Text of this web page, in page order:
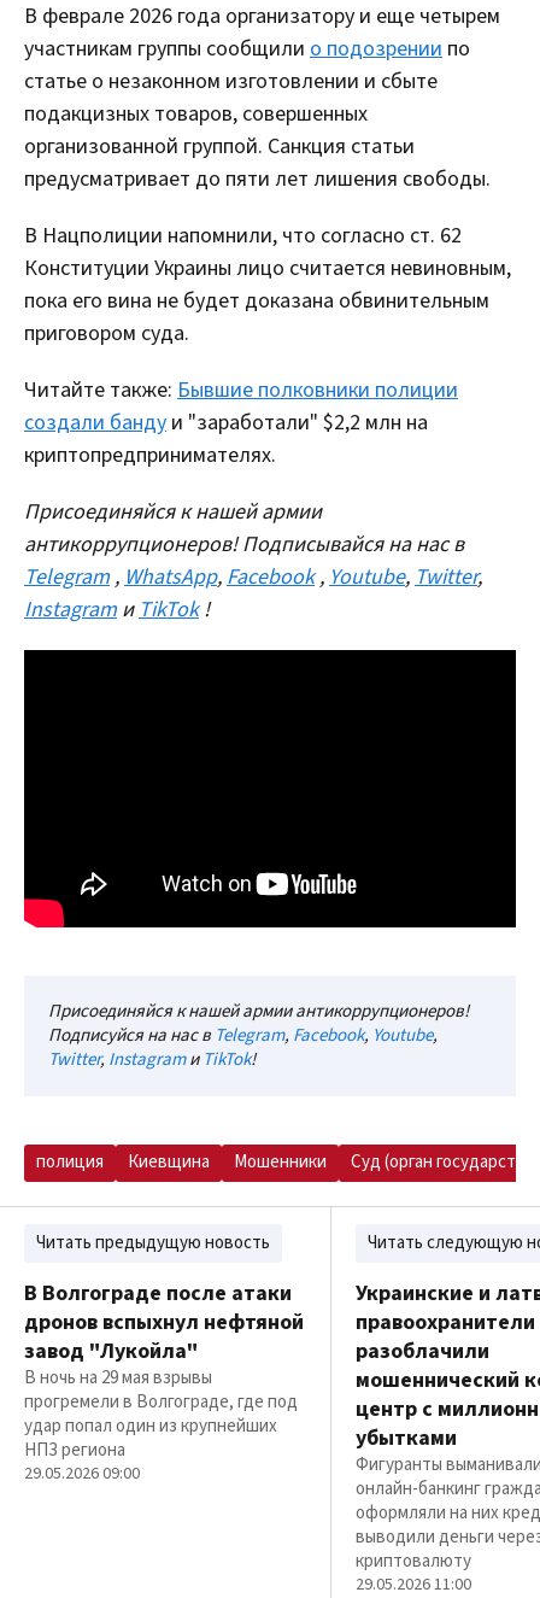
В феврале 2026 года организатору и еще четырем
участникам группы сообщили о подозрении по
статье о незаконном изготовлении и сбыте
подакцизных товаров, совершенных
организованной группой. Санкция статьи
предусматривает до пяти лет лишения свободы.
В Нацполиции напомнили, что согласно ст. 62
Конституции Украины лицо считается невиновным,
пока его вина не будет доказана обвинительным
приговором суда.
Читайте также: Бывшие полковники полиции
создали банду и "заработали" $2,2 млн на
криптопредпринимателях.
Присоединяйся к нашей армии
антикоррупционеров! Подписывайся на нас в
Telegram ,WhatsApp,Facebook ,Youtube,Twitter,
Instagram иTikTok!
Присоединяйся к нашей армии антикоррупционеров!
Подписуйся на нас в Telegram, Facebook, Youtube,
Twitter, InstagramиTikTok!
полиция Киевщина Мошенники Суд (орган
Читать предыдущую новость
В Волгограде после атаки
дронов вспыхнул нефтяной
завод "Лукойла"
В ночь на 29 мая взрывы
прогремели в Волгограде, где под
удар попал один из крупнейших
НПЗ региона
29.05.2026 09:00
Читать следующую
Украинские и
правоохранители
разоблачили
мошеннический
центр с
убытками
Фигуранты
онлайн-банкинг
оформляли на них
выводили деньги
криптовалюту
29.05.2026 11:00